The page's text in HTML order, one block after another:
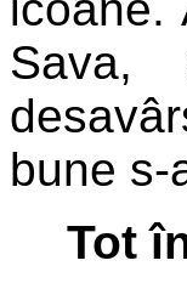
Sava,
bune s-
Tot